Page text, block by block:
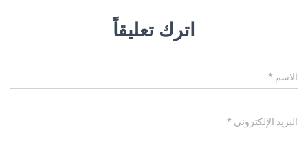
اترك تعليقاً
الاسم *
البريد الإلكتروني *